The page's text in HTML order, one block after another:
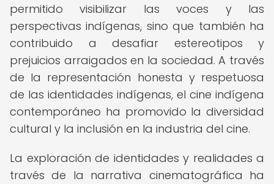
permitido visibilizar las voces y las
perspectivas indígenas, sino que también ha
contribuido a desafiar estereotipos y
prejuicios arraigados en la sociedad. A través
de la representación honesta y respetuosa
de las identidades indígenas, el cine indígena
contemporáneo ha promovido la diversidad
cultural y la inclusión en la industria del cine.
La exploración de identidades y realidades a
través de la narrativa cinematográfica ha